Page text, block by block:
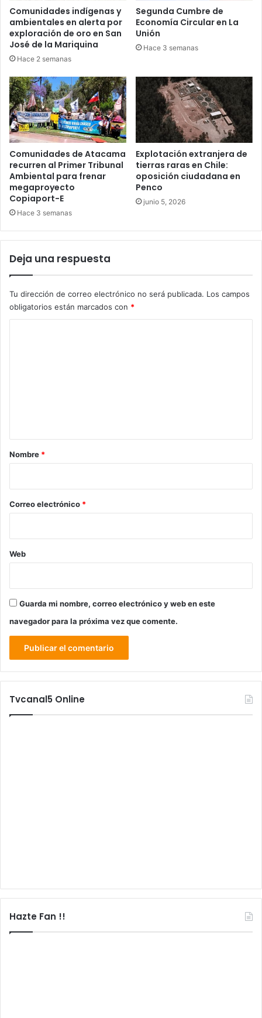
Comunidades indígenas y
ambientales en alerta por
exploración de oro en San
José de la Mariquina
Hace 2 semanas
Segunda Cumbre de
Economía Circular en La
Unión
Hace 3 semanas
Comunidades de Atacama
recurren al Primer Tribunal
Ambiental para frenar
megaproyecto
Copiaport-E
Hace 3 semanas
Explotación extranjera de
tierras raras en Chile:
oposición ciudadana en
Penco
junio 5, 2026
Deja una respuesta
Tu dirección de correo electrónico no será publicada. Los campos
obligatorios están marcados con *
r
*
Nombre *
Correo electrónico *
Web
Guarda mi nombre, correo electrónico y web en este
navegador para la próxima vez que comente.
Tvcanal5 Online
Hazte Fan !!